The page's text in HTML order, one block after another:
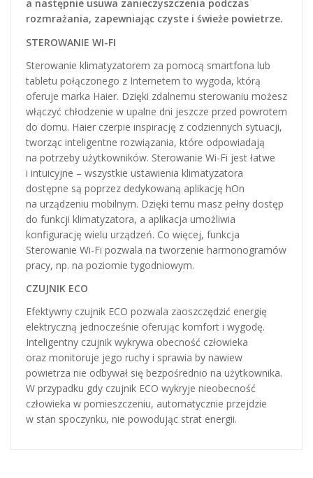
a następnie usuwa zanieczyszczenia podczas
rozmrażania, zapewniając czyste i świeże powietrze.
STEROWANIE WI-FI
Sterowanie klimatyzatorem za pomocą smartfona lub
tabletu połączonego z Internetem to wygoda, którą
oferuje marka Haier. Dzięki zdalnemu sterowaniu możesz
włączyć chłodzenie w upalne dni jeszcze przed powrotem
do domu. Haier czerpie inspirację z codziennych sytuacji,
tworząc inteligentne rozwiązania, które odpowiadają
na potrzeby użytkowników. Sterowanie Wi-Fi jest łatwe
i intuicyjne – wszystkie ustawienia klimatyzatora
dostępne są poprzez dedykowaną aplikację hOn
na urządzeniu mobilnym. Dzięki temu masz pełny dostęp
do funkcji klimatyzatora, a aplikacja umożliwia
konfigurację wielu urządzeń. Co więcej, funkcja
Sterowanie Wi-Fi pozwala na tworzenie harmonogramów
pracy, np. na poziomie tygodniowym.
CZUJNIK ECO
Efektywny czujnik ECO pozwala zaoszczędzić energię
elektryczną jednocześnie oferując komfort i wygodę.
Inteligentny czujnik wykrywa obecność człowieka
oraz monitoruje jego ruchy i sprawia by nawiew
powietrza nie odbywał się bezpośrednio na użytkownika.
W przypadku gdy czujnik ECO wykryje nieobecność
człowieka w pomieszczeniu, automatycznie przejdzie
w stan spoczynku, nie powodując strat energii.